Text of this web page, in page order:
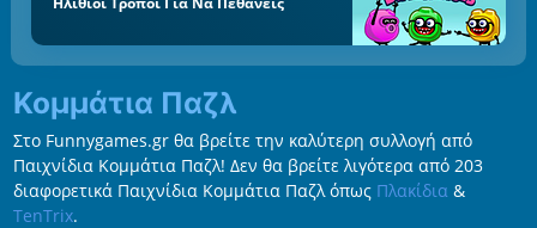
Κομμάτια Παζλ
Στο Funnygames.gr θα βρείτε την καλύτερη συλλογή από
Παιχνίδια Κομμάτια Παζλ! Δεν θα βρείτε λιγότερα από 203
διαφορετικά Παιχνίδια Κομμάτια Παζλ όπως Πλακίδια&
TenTrix.